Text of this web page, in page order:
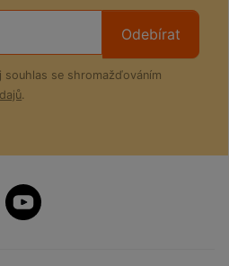
Odebírat
souhlas se shromažďováním
.